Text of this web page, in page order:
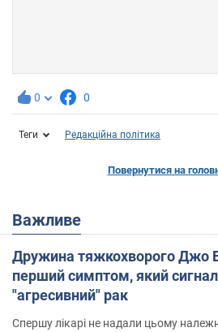
0 0
Теги Редакційна політика
Повернутися на
Важливе
Дружина тяжкохворого Джо
перший симптом, який
"агресивний" рак
Спершу лікарі не надали цьому